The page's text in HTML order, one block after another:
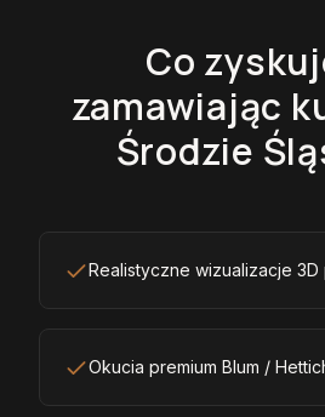
Co
zamawiając
Środzie
Realistyczne wizualizacje
Okucia premium Blum /